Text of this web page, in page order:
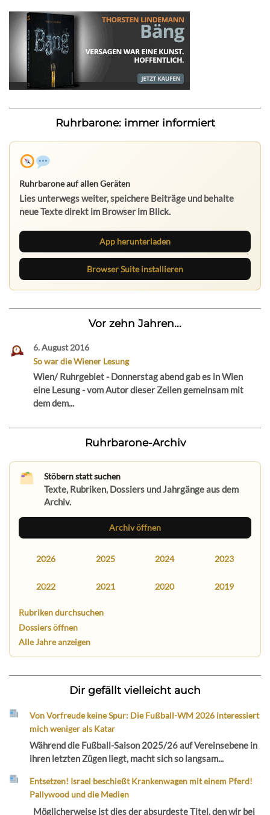
Ruhrbarone: immer informiert
Ruhrbarone auf allen Geräten
Lies unterwegs weiter, speichere Beiträge und behalte
neue Texte direkt im Browser im Blick.
App herunterladen
Browser Suite installieren
Vor zehn Jahren...
6. August 2016
So war die Wiener Lesung
Wien/ Ruhrgebiet - Donnerstag abend gab es in Wien
eine Lesung - vom Autor dieser Zeilen gemeinsam mit
dem dem...
Ruhrbarone-Archiv
Stöbern statt suchen
Texte, Rubriken, Dossiers und Jahrgänge aus dem
Archiv.
Archiv öffnen
2026 2025 2024 2023
2022 2021 2020 2019
Rubriken durchsuchen
Dossiers öffnen
Alle Jahre anzeigen
Dir gefällt vielleicht auch
Von Vorfreude keine Spur: Die Fußball-WM 2026 interessiert
mich weniger als Katar
Während die Fußball-Saison 2025/26 auf Vereinsebene in
ihren letzten Zügen liegt, macht sich so langsam...
Entsetzen! Israel beschießt Krankenwagen mit einem Pferd!
Pallywood und die Medien
Möglicherweise ist dies der absurdeste Titel, den wir bei